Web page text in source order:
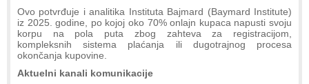
Ovo potvrđuje i analitika Instituta Bajmard (Baymard Institute)
iz 2025. godine, po kojoj oko 70% onlajn kupaca napusti svoju
korpu na pola puta zbog zahteva za registracijom,
kompleksnih sistema plaćanja ili dugotrajnog procesa
okončanja kupovine.
Aktuelni kanali komunikacije